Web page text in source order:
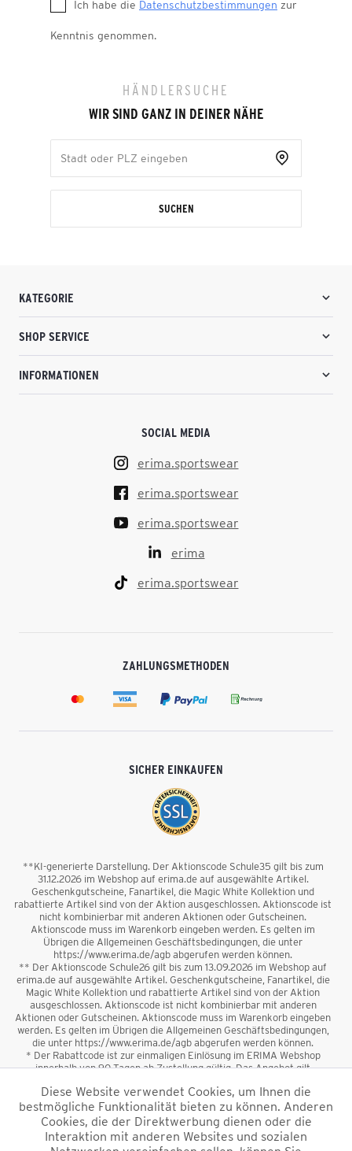
Ich habe die Datenschutzbestimmungen zur
Kenntnis genommen.
HÄNDLERSUCHE
WIR SIND GANZ IN DEINER NÄHE
SUCHEN
KATEGORIE
SHOP SERVICE
INFORMATIONEN
SOCIAL MEDIA
erima.sportswear
erima.sportswear
erima.sportswear
erima
erima.sportswear
ZAHLUNGSMETHODEN
SICHER EINKAUFEN
**KI-generierte Darstellung. Der Aktionscode Schule35 gilt bis zum
31.12.2026 im Webshop auf erima.de auf ausgewählte Artikel.
Geschenkgutscheine, Fanartikel, die Magic White Kollektion und
rabattierte Artikel sind von der Aktion ausgeschlossen. Aktionscode ist
nicht kombinierbar mit anderen Aktionen oder Gutscheinen.
Aktionscode muss im Warenkorb eingeben werden. Es gelten im
Übrigen die Allgemeinen Geschäftsbedingungen, die unter
https://www.erima.de/agb abgerufen werden können.
** Der Aktionscode Schule26 gilt bis zum 13.09.2026 im Webshop auf
erima.de auf ausgewählte Artikel. Geschenkgutscheine, Fanartikel, die
Magic White Kollektion und rabattierte Artikel sind von der Aktion
ausgeschlossen. Aktionscode ist nicht kombinierbar mit anderen
Aktionen oder Gutscheinen. Aktionscode muss im Warenkorb eingeben
werden. Es gelten im Übrigen die Allgemeinen Geschäftsbedingungen,
die unter https://www.erima.de/agb abgerufen werden können.
* Der Rabattcode ist zur einmaligen Einlösung im ERIMA Webshop
innerhalb von 90 Tagen ab Zustellung gültig. Das Angebot gilt
sowie Geschenkgutscheine sind vom Rabatt ausgeschlossen. Der
Rabattcode ist nicht mit anderen Aktionen oder Gutscheinen
kombinierbar. Der Mindestbestellwert beträgt 50 €
Diese Website verwendet Cookies, um Ihnen die
bestmögliche Funktionalität bieten zu können. Anderen
Cookies, die der Direktwerbung dienen oder die
Interaktion mit anderen Websites und sozialen